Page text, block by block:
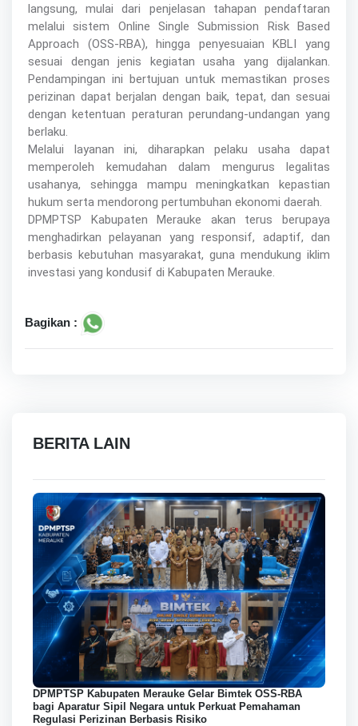
langsung, mulai dari penjelasan tahapan pendaftaran
melalui sistem Online Single Submission Risk Based
Approach (OSS-RBA), hingga penyesuaian KBLI yang
sesuai dengan jenis kegiatan usaha yang dijalankan.
Pendampingan ini bertujuan untuk memastikan proses
perizinan dapat berjalan dengan baik, tepat, dan sesuai
dengan ketentuan peraturan perundang-undangan yang
berlaku.
Melalui layanan ini, diharapkan pelaku usaha dapat
memperoleh kemudahan dalam mengurus legalitas
usahanya, sehingga mampu meningkatkan kepastian
hukum serta mendorong pertumbuhan ekonomi daerah.
DPMPTSP Kabupaten Merauke akan terus berupaya
menghadirkan pelayanan yang responsif, adaptif, dan
berbasis kebutuhan masyarakat, guna mendukung iklim
investasi yang kondusif di Kabupaten Merauke.
Bagikan :
BERITA LAIN
DPMPTSP Kabupaten Merauke Gelar Bimtek OSS-RBA
bagi Aparatur Sipil Negara untuk Perkuat Pemahaman
Regulasi Perizinan Berbasis Risiko